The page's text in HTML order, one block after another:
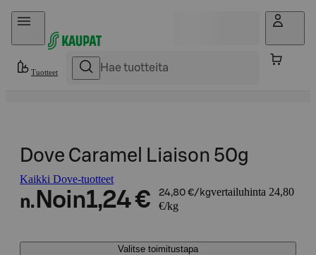
Hyppää sisältöön
Tuotteet
Dove Caramel Liaison 50g
Kaikki Dove-tuotteet
n. Noin1,24 € 24,80 €/kgvertailuhinta 24,80
€/kg
Valitse toimitustapa